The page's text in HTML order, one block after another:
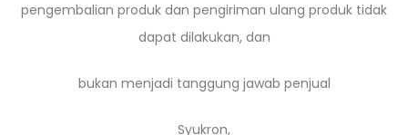
pengembalian produk dan pengiriman ulang produk tidak
dapat dilakukan, dan
bukan menjadi tanggung jawab penjual
Syukron,